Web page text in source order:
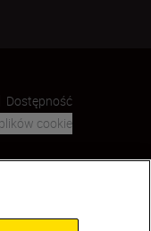
Dostępność
cookie